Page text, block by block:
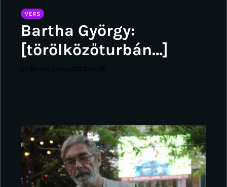
VERS
Bartha György:
[törölközőturbán…]